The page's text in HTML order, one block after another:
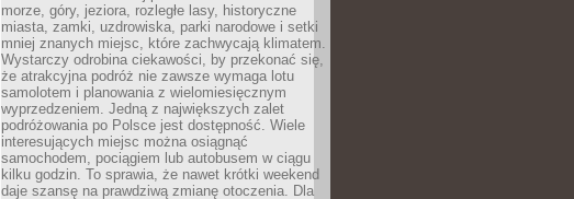
morze, góry, jeziora, rozległe lasy, historyczne
miasta, zamki, uzdrowiska, parki narodowe i setki
mniej znanych miejsc, które zachwycają klimatem.
Wystarczy odrobina ciekawości, by przekonać się,
że atrakcyjna podróż nie zawsze wymaga lotu
samolotem i planowania z wielomiesięcznym
wyprzedzeniem. Jedną z największych zalet
podróżowania po Polsce jest dostępność. Wiele
interesujących miejsc można osiągnąć
samochodem, pociągiem lub autobusem w ciągu
kilku godzin. To sprawia, że nawet krótki weekend
daje szansę na prawdziwą zmianę otoczenia. Dla